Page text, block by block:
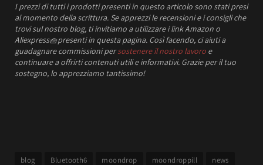
I prezzidi tutti i prodotti presenti in questo articolo sono stati presi
al momento della scrittura. Se apprezzi le recensioni e i consigli che
trovi sul nostro blog, ti invitiamo a utilizzare i link Amazon o
Aliexpress🧺presenti in questa pagina. Così facendo, ci aiuti a
guadagnare commissioni persostenere il nostro lavoro e
continuare a offrirti contenuti utili e informativi. Grazie per il tuo
sostegno, lo apprezziamo tantissimo!
blog Bluetooth6 moondrop moondroppill
news